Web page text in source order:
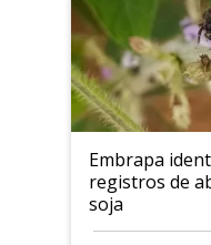
Embrapa
registros de
soja